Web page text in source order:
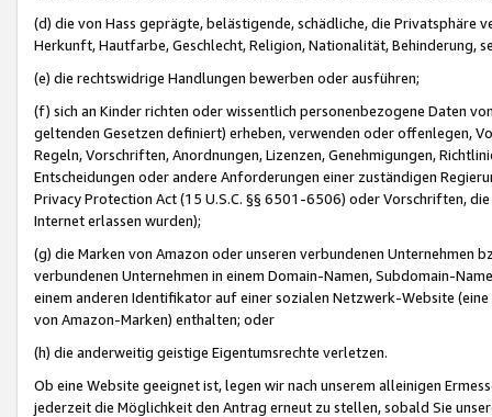
(d) die von Hass geprägte, belästigende, schädliche, die Privatsphäre
Herkunft, Hautfarbe, Geschlecht, Religion, Nationalität, Behinderung,
(e) die rechtswidrige Handlungen bewerben oder ausführen;
(f) sich an Kinder richten oder wissentlich personenbezogene Daten
geltenden Gesetzen definiert) erheben, verwenden oder offenlegen,
Regeln, Vorschriften, Anordnungen, Lizenzen, Genehmigungen,
Entscheidungen oder andere Anforderungen einer zuständigen
Privacy Protection Act (15 U.S.C. §§ 6501-6506) oder Vorschriften,
Internet erlassen wurden);
(g) die Marken von Amazon oder unseren verbundenen Unternehmen
verbundenen Unternehmen in einem Domain-Namen, Subdomain-
einem anderen Identifikator auf einer sozialen Netzwerk-Website
von Amazon-Marken) enthalten; oder
(h) die anderweitig geistige Eigentumsrechte verletzen.
Ob eine Website geeignet ist, legen wir nach unserem alleinigen
jederzeit die Möglichkeit den Antrag erneut zu stellen, sobald Sie